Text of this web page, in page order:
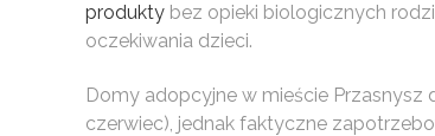
produkty bez opieki biologicznych
oczekiwania dzieci.
Domy adopcyjne w mieście Przasnysz
czerwiec), jednak faktyczne